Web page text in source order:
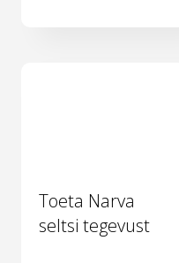
Toeta Narva
seltsi tegevust